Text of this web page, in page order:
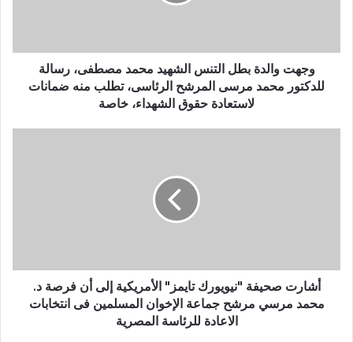
وجهت والدة بطل التنس الشهيد محمد مصطفى، رسالة
للدكتور محمد مرسى المرشح الرئاسى، تطلب منه ضمانات
لاستعادة حقوق الشهداء، خاصة
أشارت صحيفة "نيويورك تايمز" الأمريكية إلى أن فرصة د.
محمد مرسي مرشح جماعة الإخوان المسلمين فى انتخابات
الاعادة للرئاسة المصرية